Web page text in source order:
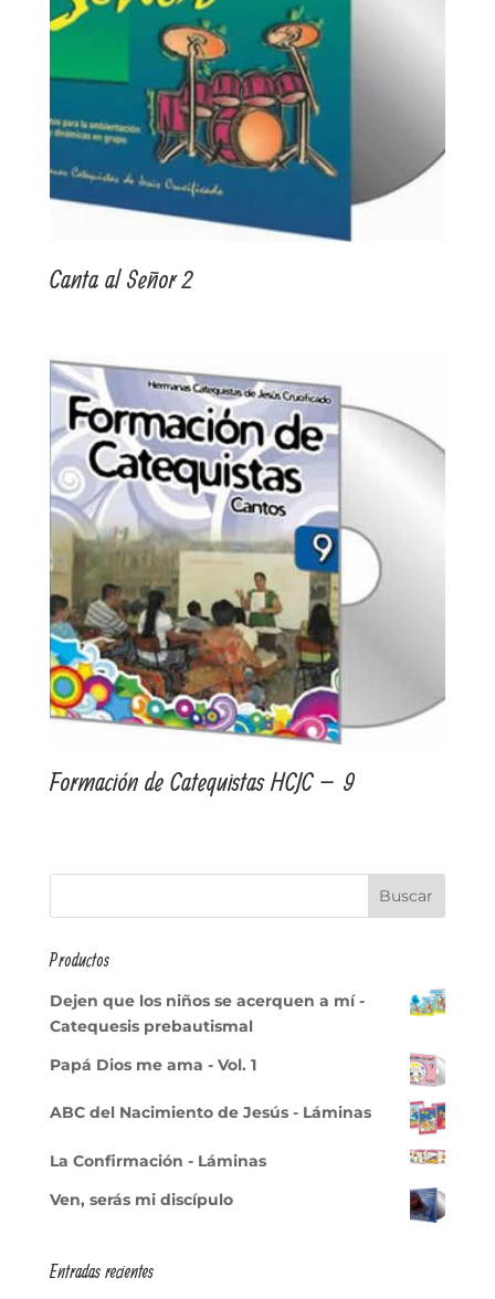
Canta al Señor 2
Formación de Catequistas HCJC – 9
Productos
Dejen que los niños se acerquen a mí -
Catequesis prebautismal
Papá Dios me ama - Vol. 1
ABC del Nacimiento de Jesús - Láminas
La Confirmación - Láminas
Ven, serás mi discípulo
Entradas recientes